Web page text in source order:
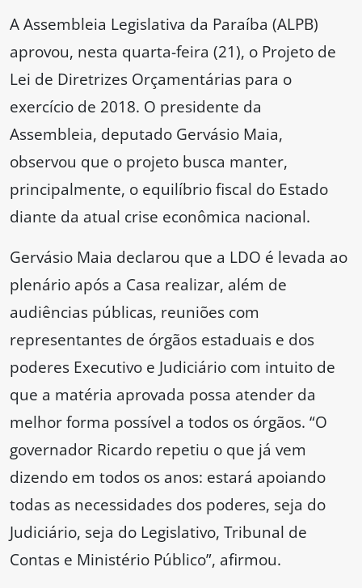
A Assembleia Legislativa da Paraíba (ALPB)
aprovou, nesta quarta-feira (21), o Projeto de
Lei de Diretrizes Orçamentárias para o
exercício de 2018. O presidente da
Assembleia, deputado Gervásio Maia,
observou que o projeto busca manter,
principalmente, o equilíbrio fiscal do Estado
diante da atual crise econômica nacional.
Gervásio Maia declarou que a LDO é levada ao
plenário após a Casa realizar, além de
audiências públicas, reuniões com
representantes de órgãos estaduais e dos
poderes Executivo e Judiciário com intuito de
que a matéria aprovada possa atender da
melhor forma possível a todos os órgãos. “O
governador Ricardo repetiu o que já vem
dizendo em todos os anos: estará apoiando
todas as necessidades dos poderes, seja do
Judiciário, seja do Legislativo, Tribunal de
Contas e Ministério Público”, afirmou.